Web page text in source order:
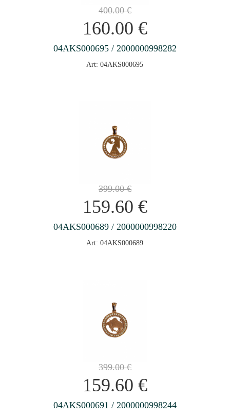
400.00€
160.00 €
04AKS000695 / 2000000998282
Art: 04AKS000695
399.00€
159.60 €
04AKS000689 / 2000000998220
Art: 04AKS000689
399.00€
159.60 €
04AKS000691 / 2000000998244